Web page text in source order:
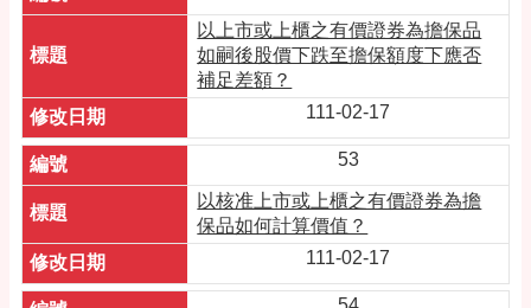
以上市或上櫃之有價證券為擔保品
如嗣後股價下跌至擔保額度下應否
補足差額？
111-02-17
53
以核准上市或上櫃之有價證券為擔
保品如何計算價值？
111-02-17